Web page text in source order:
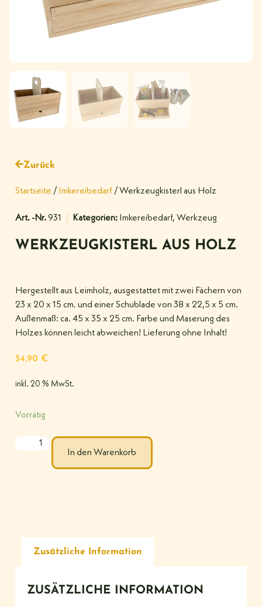
Zurück
Startseite / Imkereibedarf / Werkzeugkisterl aus Holz
Art. -Nr.931 Kategorien: Imkereibedarf, Werkzeug
WERKZEUGKISTERL AUS HOLZ
Hergestellt aus Leimholz, ausgestattet mit zwei Fächern von
23 x 20 x 15 cm. und einer Schublade von 38 x 22,5 x 5 cm.
Außenmaß: ca. 45 x 35 x 25 cm. Farbe und Maserung des
Holzes können leicht abweichen! Lieferung ohne Inhalt!
54,90 €
inkl. 20 % MwSt.
Vorrätig
In den Warenkorb
Zusätzliche Information
ZUSÄTZLICHE INFORMATION